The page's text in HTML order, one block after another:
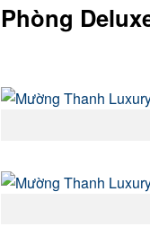
Phòng